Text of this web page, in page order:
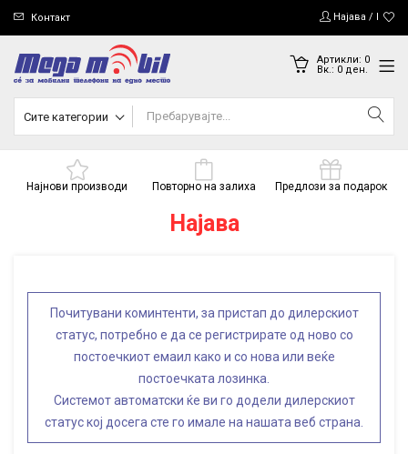
Контакт Најава /
Артикли: 0
Вк.: 0ден.
Сите категории
Најнови производи Повторно на залиха Предлози за подарок
Најава
Почитувани коминтенти, за пристап до дилерскиот
статус, потребно е да се регистрирате од ново со
постоечкиот емаил како и со нова или веќе
постоечката лозинка.
Системот автоматски ќе ви го додели дилерскиот
статус кој досега сте го имале на нашата веб страна.